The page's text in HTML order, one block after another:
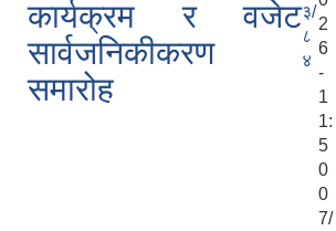
कार्यक्रम र वजेट
सार्वजनिकीकरण
समारोह
३/
८
४
2
6
-
1
1:
5
0
0
7/